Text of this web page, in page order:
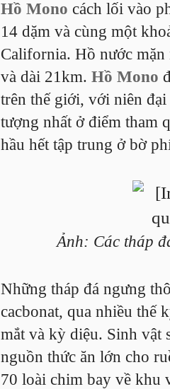
Hồ Mono cách lối vào
14 dặm và cùng một
California. Hồ nước
và dài 21km. Hồ Mono
trên thế giới, với niên
tượng nhất ở điểm tham
hầu hết tập trung ở bờ
Ảnh: Các tháp
Những tháp đá ngưng
cacbonat, qua nhiều thế
mắt và kỳ diệu. Sinh vật
nguồn thức ăn lớn cho
70 loài chim bay về khu